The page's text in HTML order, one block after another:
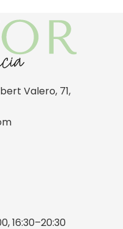
Valero, 71,
16:30–20:30